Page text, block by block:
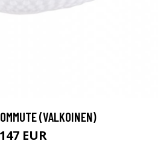
(VALKOINEN)
147 EUR